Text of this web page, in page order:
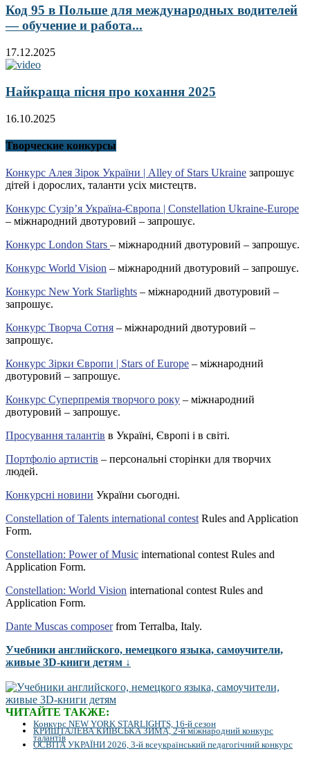
Код 95 в Польше для международных водителей
— обучение и работа...
17.12.2025
Найкраща пісня про кохання 2025
16.10.2025
Творческие конкурсы
Конкурс Алея Зірок України | Alley of Stars Ukraine запрошує
дітей і дорослих, таланти усіх мистецтв.
Конкурс Сузір’я Україна-Європа | Constellation Ukraine-Europe
– міжнародний двотуровий – запрошує.
Конкурс London Stars – міжнародний двотуровий – запрошує.
Конкурс World Vision – міжнародний двотуровий – запрошує.
Конкурс New York Starlights – міжнародний двотуровий –
запрошує.
Конкурс Творча Сотня – міжнародний двотуровий –
запрошує.
Конкурс Зірки Європи | Stars of Europe – міжнародний
двотуровий – запрошує.
Конкурс Суперпремія творчого року – міжнародний
двотуровий – запрошує.
Просування талантів в Україні, Європі і в світі.
Портфоліо артистів – персональні сторінки для творчих
людей.
Конкурсні новини України сьогодні.
Constellation of Talents international contest Rules and Application
Form.
Constellation: Power of Music international contest Rules and
Application Form.
Constellation: World Vision international contest Rules and
Application Form.
Dante Muscas composerfrom Terralba, Italy.
Учебники английского, немецкого языка, самоучители,
живые 3D-книги детям ↓
ЧИТАЙТЕ ТАКЖЕ:
Конкурс NEW YORK STARLIGHTS, 16-й сезон
КРИШТАЛЕВА КИЇВСЬКА ЗИМА, 2-й міжнародний конкурс
талантів
ОСВІТА УКРАЇНИ 2026, 3-й всеукраїнський педагогічний конкурс